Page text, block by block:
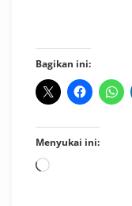
Bagikan ini:
Menyukai ini:
Memuat...